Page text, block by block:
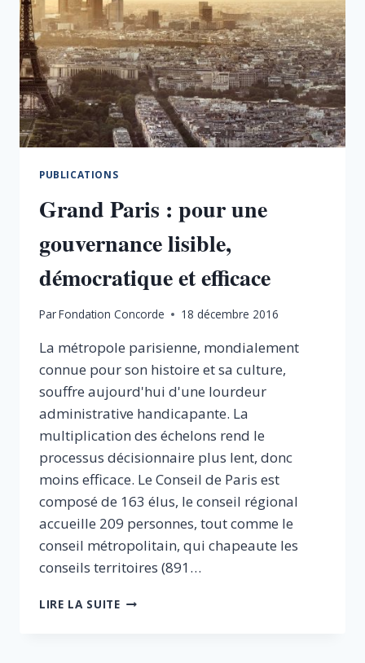
PUBLICATIONS
Grand Paris : pour une
gouvernance lisible,
démocratique et efficace
ParFondation Concorde 18 décembre 2016
La métropole parisienne, mondialement
connue pour son histoire et sa culture,
souffre aujourd'hui d'une lourdeur
administrative handicapante. La
multiplication des échelons rend le
processus décisionnaire plus lent, donc
moins efficace. Le Conseil de Paris est
composé de 163 élus, le conseil régional
accueille 209 personnes, tout comme le
conseil métropolitain, qui chapeaute les
conseils territoires (891…
LIRE LA SUITEGRAND